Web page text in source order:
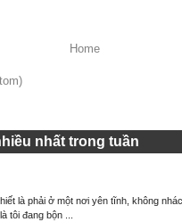
Home
nhất trong tuần
là phải ở một nơi yên tĩnh, không
tôi đang bộn ...